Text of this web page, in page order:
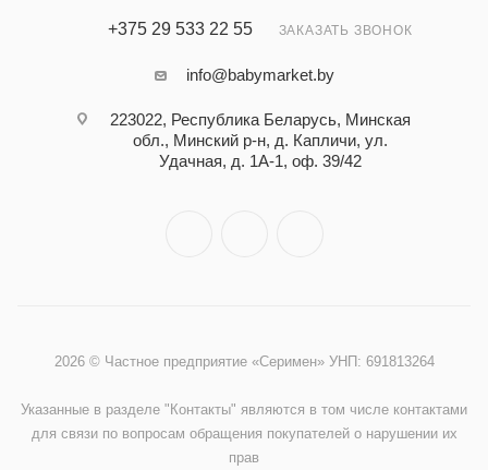
+375 29 533 22 55 ЗАКАЗАТЬ ЗВОНОК
info@babymarket.by
223022, Республика Беларусь, Минская
обл., Минский р-н, д. Капличи, ул.
Удачная, д. 1А-1, оф. 39/42
2026 © Частное предприятие «Серимен» УНП: 691813264
Указанные в разделе "Контакты" являются в том числе контактами
для связи по вопросам обращения покупателей о нарушении их
прав